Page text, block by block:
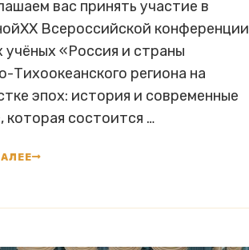
вас принять участие в
Всероссийской конференции
«Россия и страны
Тихоокеанского региона на
эпох: история и современные
которая состоится …